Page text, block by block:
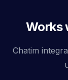
Works
Chatim